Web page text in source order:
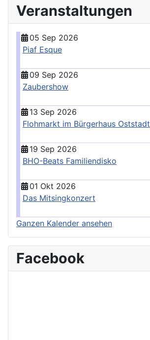
Veranstaltungen
05 Sep 2026
Piaf Esque
09 Sep 2026
Zaubershow
13 Sep 2026
Flohmarkt im Bürgerhaus Oststadt
19 Sep 2026
BHO-Beats Familiendisko
01 Okt 2026
Das Mitsingkonzert
Ganzen Kalender ansehen
Facebook